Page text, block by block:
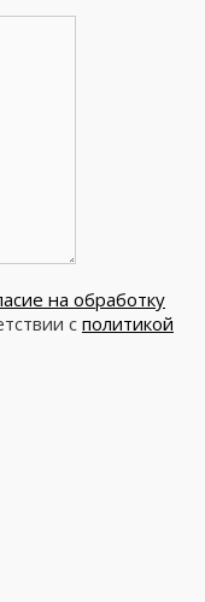
на обработку
с политикой